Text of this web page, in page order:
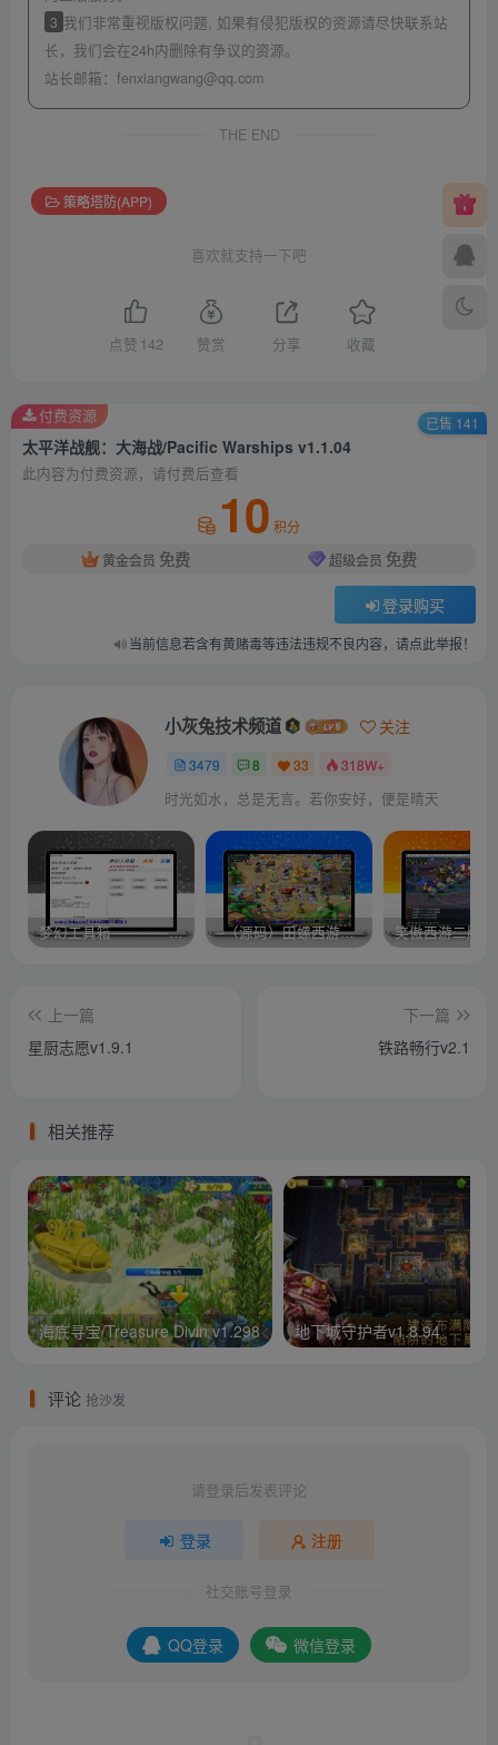
3 我们非常重视版权问题, 如果有侵犯版权的资源请尽快联系站
长，我们会在24h内删除有争议的资源。
站长邮箱： fenxiangwang@qq.com
THE END
策略塔防(APP)
喜欢就支持一下吧
点赞 142 赞赏 分享 收藏
太平洋战舰：大海战/Pacific Warships v1.1.04
此内容为付费资源，请付费后查看
10 积分
黄金会员 免费 超级会员 免费
登录购买
当前信息若含有黄赌毒等违法违规不良内容，请点此举报！
付费资源 已售 141
小灰兔技术频道 关注
3479 8 33 318W+
时光如水，总是无言。若你安好，便是晴天
梦幻工具箱————-免费 –（源码）田螺西游9.0 假人摆摊18门派飞升渡劫化圣助战最新BB谛听…. 笑傲西游二版-
上一篇
星厨志愿v1.9.1
下一篇
铁路畅行v2.1
相关推荐
海底寻宝/Treasure Divin v1.298 地下城守护者v1.8.94
评论 抢沙发
请登录后发表评论
登录 注册
社交账号登录
QQ登录 微信登录